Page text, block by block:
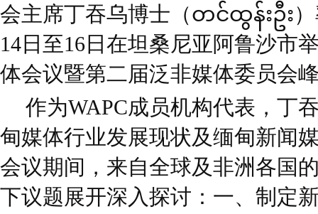
会主席丁吞乌博士（တင်ထွန်းဦး）
14日至16日在坦桑尼亚阿鲁沙市
体会议暨第二届泛非媒体委员会
作为WAPC成员机构代表，丁
甸媒体行业发展现状及缅甸新闻
会议期间，来自全球及非洲各国
下议题展开深入探讨：一、制定